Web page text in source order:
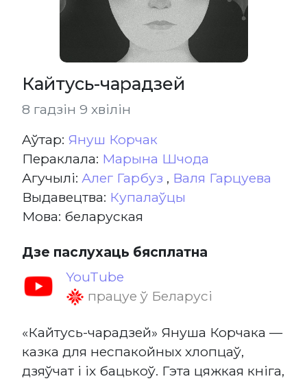
Кайтусь-чарадзей
8 гадзін 9 хвілін
Aўтар: Януш Корчак
Пераклала: Марына Шчода
Агучылі: Алег Гарбуз , Валя Гарцуева
Выдавецтва: Купалаўцы
Мова: беларуская
Дзе паслухаць бясплатна
YouTube
працуе ў Беларусі
«Кайтусь-чарадзей» Януша Корчака —
казка для неспакойных хлопцаў,
дзяўчат і іх бацькоў. Гэта цяжкая кніга,